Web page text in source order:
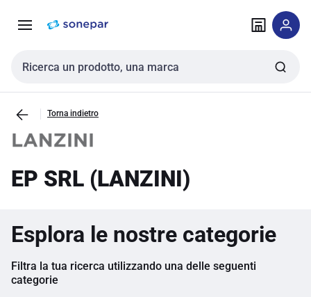
navigazione alla
Cerca input
Torna indietro
EP SRL (LANZINI)
Esplora le nostre categorie
Filtra la tua ricerca utilizzando una delle seguenti
categorie